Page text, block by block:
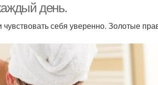
день.
чувствовать себя уверенно. Золотые